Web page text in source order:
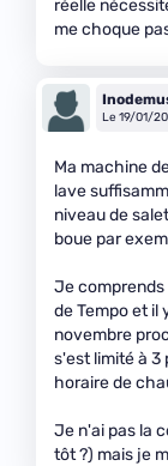
réelle
me choque
Le 19/01/
Ma machine
lave
niveau de
boue par
Je
de Tempo et il
novembre
s'est limité à
horaire de
Je n'ai pas la
tôt ?) mais je